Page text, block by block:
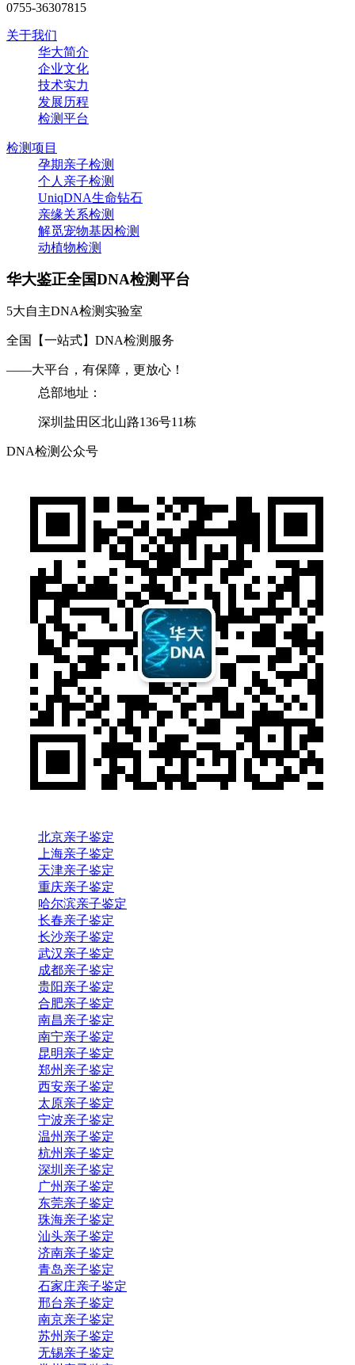
0755-36307815
关于我们
华大简介
企业文化
技术实力
发展历程
检测平台
检测项目
孕期亲子检测
个人亲子检测
UniqDNA生命钻石
亲缘关系检测
解觅宠物基因检测
动植物检测
华大鉴正全国DNA检测平台
5大自主DNA检测实验室
全国【一站式】DNA检测服务
——大平台，有保障，更放心！
总部地址：
深圳盐田区北山路136号11栋
DNA检测公众号
北京亲子鉴定
上海亲子鉴定
天津亲子鉴定
重庆亲子鉴定
哈尔滨亲子鉴定
长春亲子鉴定
长沙亲子鉴定
武汉亲子鉴定
成都亲子鉴定
贵阳亲子鉴定
合肥亲子鉴定
南昌亲子鉴定
南宁亲子鉴定
昆明亲子鉴定
郑州亲子鉴定
西安亲子鉴定
太原亲子鉴定
宁波亲子鉴定
温州亲子鉴定
杭州亲子鉴定
深圳亲子鉴定
广州亲子鉴定
东莞亲子鉴定
珠海亲子鉴定
汕头亲子鉴定
济南亲子鉴定
青岛亲子鉴定
石家庄亲子鉴定
邢台亲子鉴定
南京亲子鉴定
苏州亲子鉴定
无锡亲子鉴定